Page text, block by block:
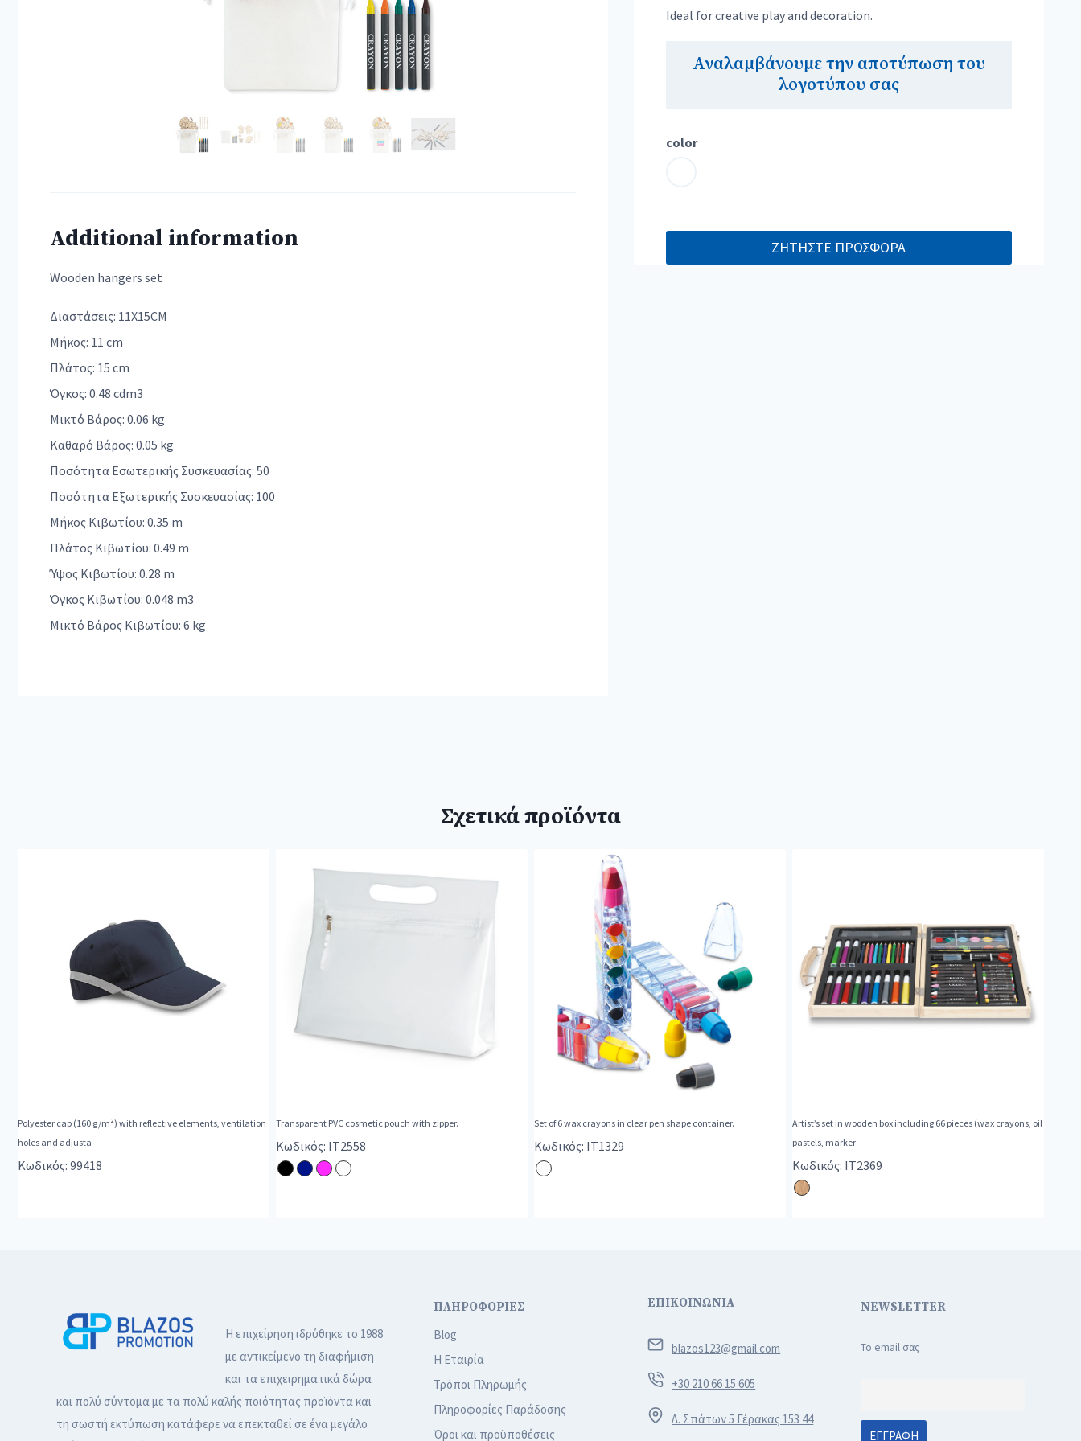
Additional information
Wooden hangers set
Διαστάσεις: 11X15CM
Μήκος: 11 cm
Πλάτος: 15 cm
Όγκος: 0.48 cdm3
Μικτό Βάρος: 0.06 kg
Καθαρό Βάρος: 0.05 kg
Ποσότητα Εσωτερικής Συσκευασίας: 50
Ποσότητα Εξωτερικής Συσκευασίας: 100
Μήκος Κιβωτίου: 0.35 m
Πλάτος Κιβωτίου: 0.49 m
Ύψος Κιβωτίου: 0.28 m
Όγκος Κιβωτίου: 0.048 m3
Μικτό Βάρος Κιβωτίου: 6 kg
Ideal for creative play and decoration.
Αναλαμβάνουμε την αποτύπωση του
λογοτύπου σας
color
ΖΗΤΗΣΤΕ ΠΡΟΣΦΟΡΑ
Σχετικά προϊόντα
Polyester cap (160 g/m²) with reflective elements, ventilation
holes and adjusta
Κωδικός: 99418
Transparent PVC cosmetic pouch with zipper.
Κωδικός: IT2558
Set of 6 wax crayons in clear pen shape container.
Κωδικός: IT1329
Artist’s set in wooden box including 66 pieces (wax crayons, oil
pastels, marker
Κωδικός: IT2369
Η επιχείρηση ιδρύθηκε το 1988
με αντικείμενο τη διαφήμιση
και τα επιχειρηματικά δώρα
και πολύ σύντομα με τα πολύ καλής ποιότητας προϊόντα και
τη σωστή εκτύπωση κατάφερε να επεκταθεί σε ένα μεγάλο
ΠΛΗΡΟΦΟΡΙΕΣ
Blog
Η Εταιρία
Τρόποι Πληρωμής
Πληροφορίες Παράδοσης
Όροι και προϋποθέσεις
ΕΠΙΚΟΙΝΩΝΙΑ
blazos123@gmail.com
+30 210 66 15 605
Λ. Σπάτων 5 Γέρακας 153 44
NEWSLETTER
Το email σας